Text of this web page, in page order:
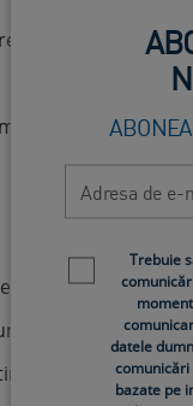
utilizarea
hidratata si
De exemplu,
mancarime si
unei
Newsletter
Trebuie
datele
bazate pe